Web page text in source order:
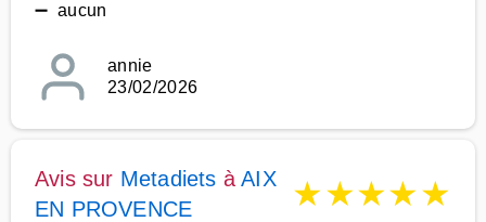
➖ aucun
annie
23/02/2026
Avis sur Metadiets àAIX
EN PROVENCE
★★★★★